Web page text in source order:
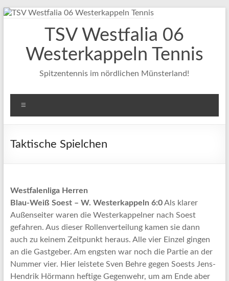
Zum
TSV Westfalia 06
Westerkappeln Tennis
Spitzentennis im nördlichen Münsterland!
Taktische Spielchen
Westfalenliga Herren
Blau-Weiß Soest – W. Westerkappeln 6:0Als klarer
Außenseiter waren die Westerkappelner nach Soest
gefahren. Aus dieser Rollenverteilung kamen sie dann
auch zu keinem Zeitpunkt heraus. Alle vier Einzel gingen
an die Gastgeber. Am engsten war noch die Partie an der
Nummer vier. Hier leistete Sven Behre gegen Soests Jens-
Hendrik Hörmann heftige Gegenwehr, um am Ende aber